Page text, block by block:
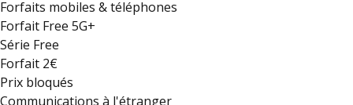
Forfaits mobiles & téléphones
Forfait Free 5G+
Série Free
Forfait 2€
Prix bloqués
Communications à l'étranger